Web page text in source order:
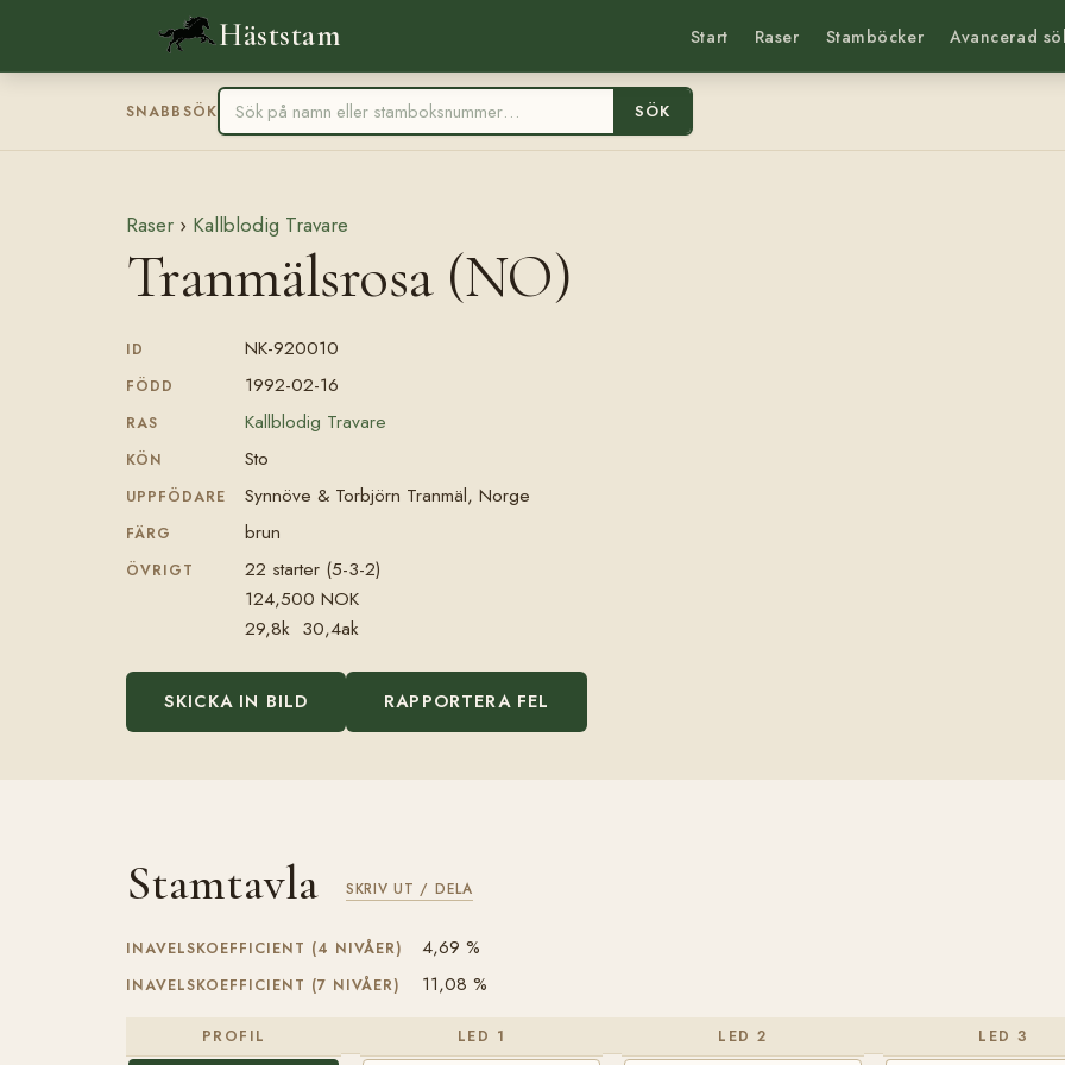
Häststam Start Raser Stamböcker Avancerad
SNABBSÖK SÖK
Raser › Kallblodig Travare
Tranmälsrosa (NO)
ID NK-920010
FÖDD 1992-02-16
RAS Kallblodig Travare
KÖN Sto
UPPFÖDARE Synnöve & Torbjörn Tranmäl, Norge
FÄRG brun
ÖVRIGT
22 starter (5-3-2)
124,500 NOK
29,8k 30,4ak
SKICKA IN BILD RAPPORTERA FEL
Stamtavla SKRIV UT / DELA
INAVELSKOEFFICIENT (4 NIVÅER) 4,69 %
INAVELSKOEFFICIENT (7 NIVÅER) 11,08 %
PROFIL LED 1 LED 2 LED 3